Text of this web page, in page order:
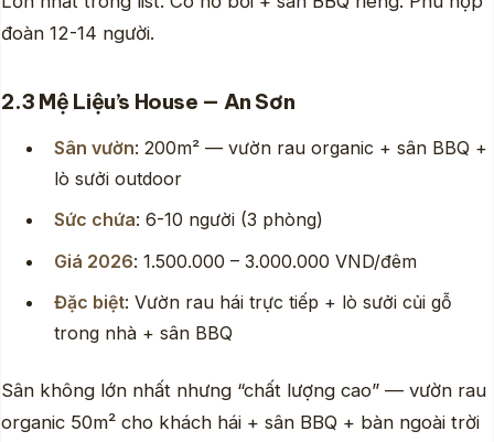
đoàn 12-14 người.
2.3 Mệ Liệu’s House — An Sơn
Sân vườn: 200m² — vườn rau organic + sân BBQ +
lò sưởi outdoor
Sức chứa: 6-10 người (3 phòng)
Giá 2026: 1.500.000 – 3.000.000 VND/đêm
Đặc biệt: Vườn rau hái trực tiếp + lò sưởi củi gỗ
trong nhà + sân BBQ
Sân không lớn nhất nhưng “chất lượng cao” — vườn rau
organic 50m² cho khách hái + sân BBQ + bàn ngoài trời